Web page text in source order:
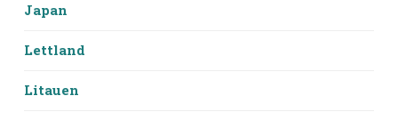
Japan
Lettland
Litauen